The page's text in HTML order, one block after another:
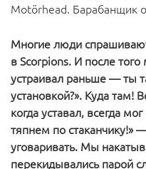
Motörhead. Барабанщик
Многие люди
в Scorpions. И после
устраивал раньше — ты
установкой?». Куда там!
когда уставал, всегда
тяпнем по стаканчику!»
уговаривать. Мы
перекидывались парой